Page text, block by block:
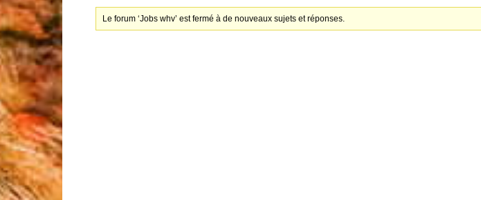
Le forum ‘Jobs whv’ est fermé à de nouveaux sujets et réponses.